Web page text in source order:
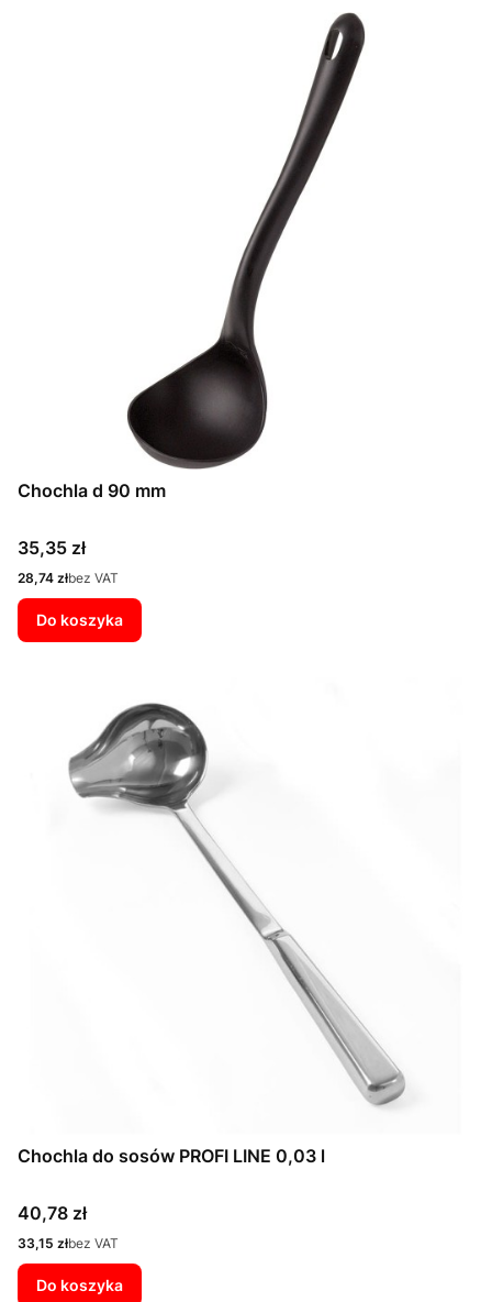
Chochla d 90 mm
Cena
35,35 zł
Cena
28,74 złbez VAT
Do koszyka
Chochla do sosów PROFI LINE 0,03 l
Cena
40,78 zł
Cena
33,15 złbez VAT
Do koszyka